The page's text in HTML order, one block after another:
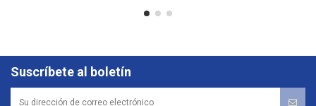
Suscríbete al boletín